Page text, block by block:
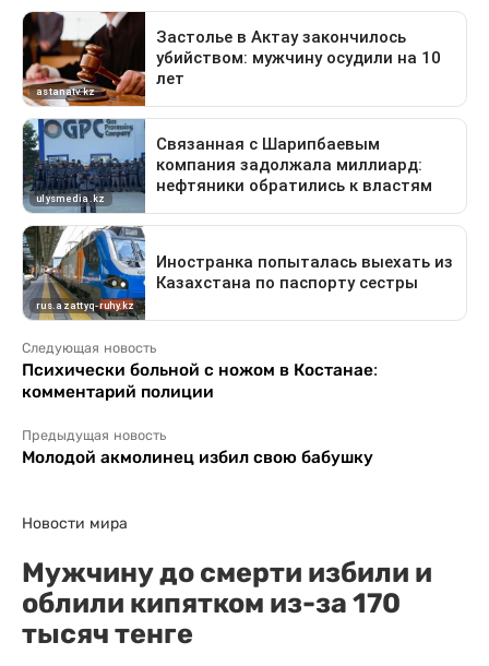
Следующая новость
Психически больной с ножом в Костанае:
комментарий полиции
Предыдущая новость
Молодой акмолинец избил свою бабушку
Новости мира
Мужчину до смерти избили и
облили кипятком из-за 170
тысяч тенге